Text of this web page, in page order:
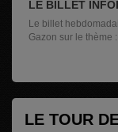
LE BILLET
AVEC RACHEL
Le billet
Gazon sur le thème
LE TOUR